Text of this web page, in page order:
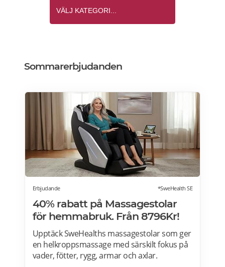
Sommarerbjudanden
Erbjudande *SweHealth SE
40% rabatt på Massagestolar
för hemmabruk. Från 8796Kr!
Upptäck SweHealths massagestolar som ger
en helkroppsmassage med särskilt fokus på
vader, fötter, rygg, armar och axlar.